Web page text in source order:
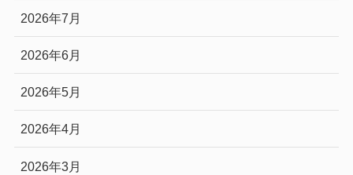
2026年7月
2026年6月
2026年5月
2026年4月
2026年3月